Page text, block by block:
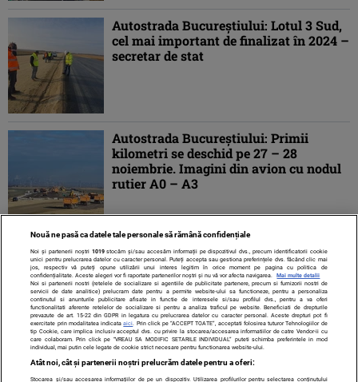
Autostrada Bucureștiului: Lotul 3 Sud,
cel mai important de finalizat în 2024 –
secretar de stat
Autostrada Bucureștiului: Primii
kilometri se deschid pe 27 – 28
noiembrie. Imagini din avion cu nodul
rutier A0 – A3
1 2 3 »
Nouă ne pasă ca datele tale personale să rămână confidențiale
Noi și partenerii noștri 1019stocăm și/sau accesăm informații pe dispozitivul dvs., precum identificatorii cookie
unici pentru prelucrarea datelor cu caracter personal. Puteți accepta sau gestiona preferințele dvs. făcând clic mai
jos, respectiv vă puteți opune utilizării unui interes legitim în orice moment pe pagina cu politica de
confidențialitate. Aceste alegeri vor fi raportate partenerilor noștri și nu vă vor afecta navigarea.
Mai multe detalii
Noi si partenerii nostri (retelele de socializare si agentiile de publicitate partenere, precum si furnizorii nostri de
servicii de date analitice) prelucram date pentru a permite website-ului sa functioneze, pentru a personaliza
continutul si anunturile publicitare afisate in functie de interesele si/sau profilul dvs., pentru a va oferi
functionalitati aferente retelelor de socializare si pentru a analiza traficul pe website. Beneficiati de drepturile
prevazute de art. 15-22 din GDPR in legatura cu prelucrarea datelor cu caracter personal. Aceste drepturi pot fi
exercitate prin modalitatea indicataaici . Prin click pe “ACCEPT TOATE”, acceptati folosirea tuturor Tehnologiilor de
tip Cookie, care implica inclusiv acceptul dvs. cu privire la stocarea/accesarea informatiilor de catre Vendor-ii cu
care colaboram. Prin click pe “VREAU SA MODIFIC SETARILE INDIVIDUAL” puteti schimba preferintele in mod
individual, mai putin cele legate de cookie strict necesare pentru functionarea website-ului.
Atât noi, cât și partenerii noștri prelucrăm datele pentru a oferi:
Stocarea și/sau accesarea informațiilor de pe un dispozitiv. Utilizarea profilurilor pentru selectarea conținutului